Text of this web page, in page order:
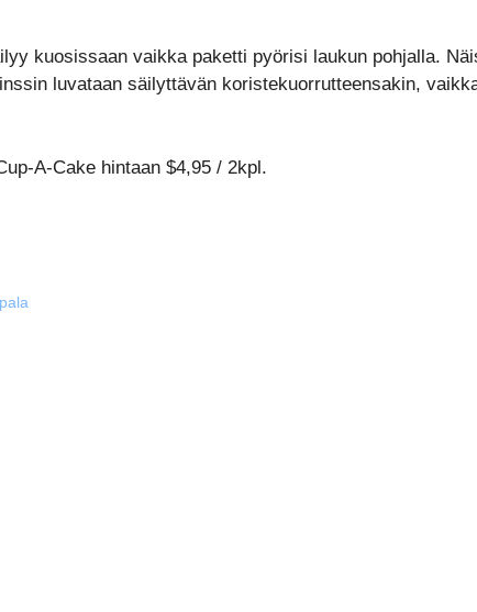
kuosissaan vaikka paketti pyörisi laukun pohjalla.
luvataan säilyttävän koristekuorrutteensakin,
A-Cake hintaan $4,95 / 2kpl.